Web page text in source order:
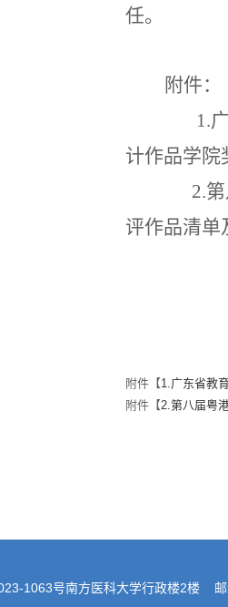
任。
附件：
1.
计作品学院
2.
评作品清单
附件【1.广东省教
附件【2.第八届粤
1063号南方医科大学行政楼2楼